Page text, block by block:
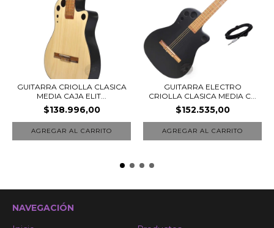
GUITARRA CRIOLLA CLASICA
MEDIA CAJA ELIT...
$138.996,00
AGREGAR AL CARRITO
GUITARRA ELECTRO
CRIOLLA CLASICA MEDIA C...
$152.535,00
AGREGAR AL CARRITO
NAVEGACIÓN